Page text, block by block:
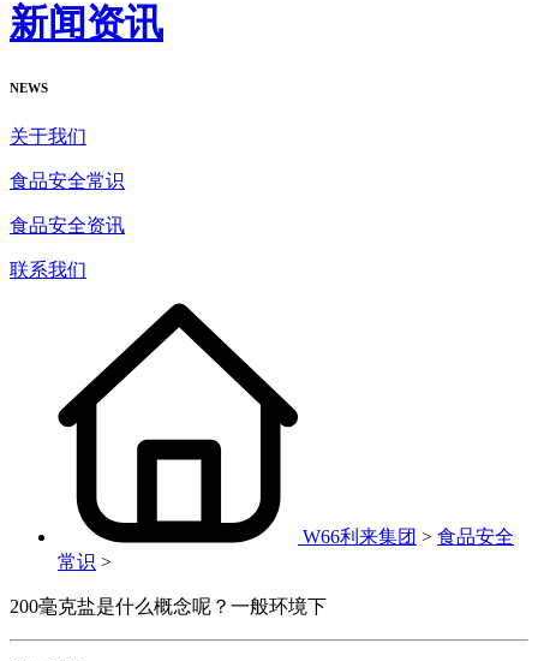
新闻资讯
NEWS
关于我们
食品安全常识
食品安全资讯
联系我们
W66利来集团 > 食品安全
常识 >
200毫克盐是什么概念呢？一般环境下